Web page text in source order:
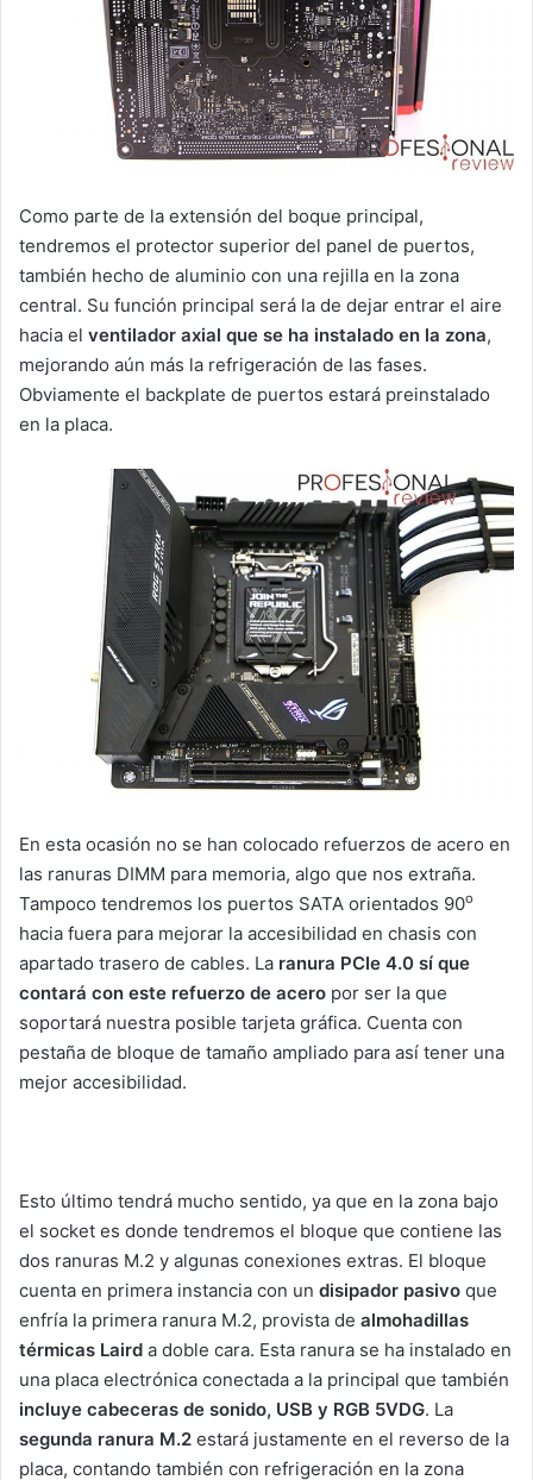
Como parte de la extensión del boque principal,
tendremos el protector superior del panel de puertos,
también hecho de aluminio con una rejilla en la zona
central. Su función principal será la de dejar entrar el aire
hacia el ventilador axial que se ha instalado en la zona,
mejorando aún más la refrigeración de las fases.
Obviamente el backplate de puertos estará preinstalado
en la placa.
En esta ocasión no se han colocado refuerzos de acero en
las ranuras DIMM para memoria, algo que nos extraña.
Tampoco tendremos los puertos SATA orientados 90o
hacia fuera para mejorar la accesibilidad en chasis con
apartado trasero de cables. La ranura PCIe 4.0 sí que
contará con este refuerzo de acero por ser la que
soportará nuestra posible tarjeta gráfica. Cuenta con
pestaña de bloque de tamaño ampliado para así tener una
mejor accesibilidad.
Esto último tendrá mucho sentido, ya que en la zona bajo
el socket es donde tendremos el bloque que contiene las
dos ranuras M.2 y algunas conexiones extras. El bloque
cuenta en primera instancia con un disipador pasivo que
enfría la primera ranura M.2, provista de almohadillas
térmicas Laird a doble cara. Esta ranura se ha instalado en
una placa electrónica conectada a la principal que también
incluye cabeceras de sonido, USB y RGB 5VDG. La
segunda ranura M.2 estará justamente en el reverso de la
placa, contando también con refrigeración en la zona